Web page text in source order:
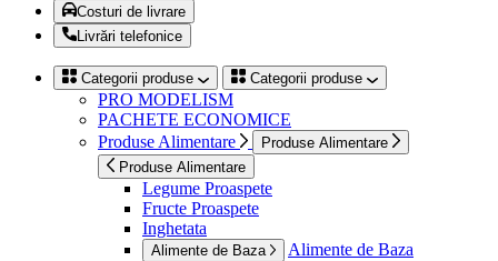
Costuri de livrare
Livrări telefonice
Categorii produse Categorii produse
PRO MODELISM
PACHETE ECONOMICE
Produse Alimentare
Produse Alimentare
Produse Alimentare
Legume Proaspete
Fructe Proaspete
Inghetata
Alimente de Baza Alimente de Baza